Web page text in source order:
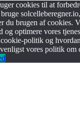
cookies til at
du brugen af cookies.
optimere vores
politik og
vores politik om